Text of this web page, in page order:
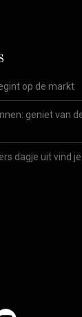
op de markt
geniet van
dagje uit vind